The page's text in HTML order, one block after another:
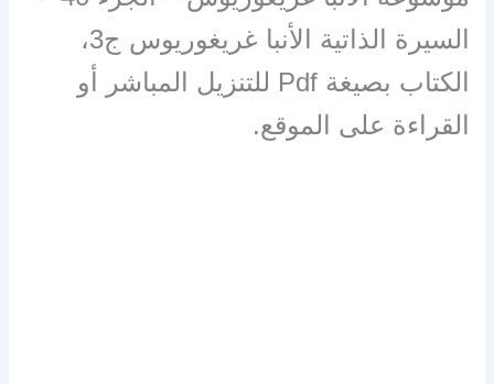
السيرة الذاتية الأنبا غريغوريوس ج3،
الكتاب بصيغة Pdf للتنزيل المباشر أو
القراءة على الموقع.